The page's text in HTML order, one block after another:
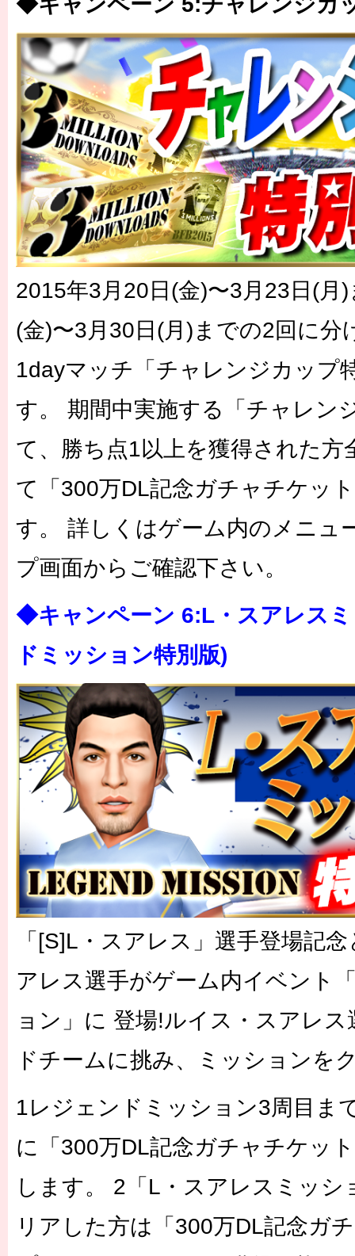
2015年3月20日(金)〜3月23日(月
(金)〜3月30日(月)までの2回に分
1dayマッチ「チャレンジカップ
す。 期間中実施する「チャレン
て、勝ち点1以上を獲得された方
て「300万DL記念ガチャチケッ
す。 詳しくはゲーム内のメニュ
プ画面からご確認下さい。
◆キャンペーン 6:L・スアレス
ドミッション特別版)
「[S]L・スアレス」選手登場記
アレス選手がゲーム内イベント
ョン」に 登場!ルイス・スアレ
ドチームに挑み、ミッションを
1レジェンドミッション3周目ま
に「300万DL記念ガチャチケッ
します。 2「L・スアレスミッシ
リアした方は「300万DL記念ガ